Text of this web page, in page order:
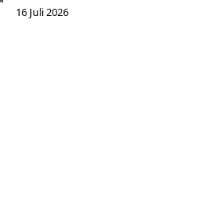
16 Juli 2026